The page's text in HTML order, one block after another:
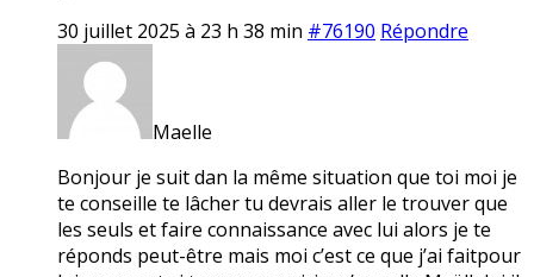
30 juillet 2025 à 23 h 38 min #76190 Répondre
Maelle
Bonjour je suit dan la même situation que toi moi je
te conseille te lâcher tu devrais aller le trouver que
les seuls et faire connaissance avec lui alors je te
réponds peut-être mais moi c’est ce que j’ai faitpour